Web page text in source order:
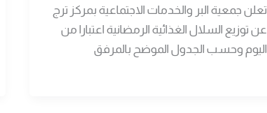
تعلن جمعية البر والخدمات الاجتماعية بمركز ترج
عن توزيع السلال الغذائية الرمضانية اعتبارا من
اليوم وحسب الجدول الموضح بالمرفق